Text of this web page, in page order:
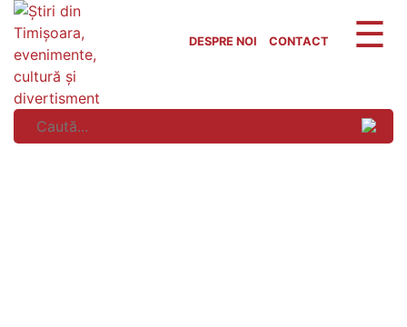
Skip
content
DESPRE NOI CONTACT